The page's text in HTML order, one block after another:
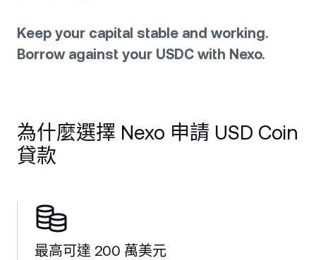
Keep your capital stable and working.
Borrow against your USDC with Nexo.
為什麼選擇 Nexo 申請 USD Coin
貸款
最高可達 200 萬美元